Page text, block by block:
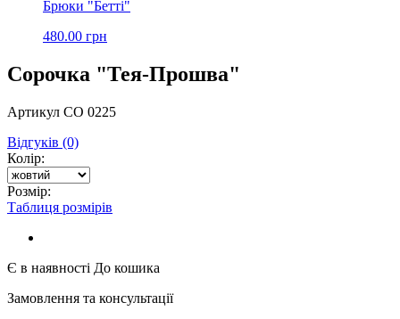
Брюки "Бетті"
480.00 грн
Сорочка "Тея-Прошва"
Артикул СО 0225
Відгуків (0)
Колір:
Розмір:
Таблиця розмірів
Є в наявності До кошика
Замовлення та консультації